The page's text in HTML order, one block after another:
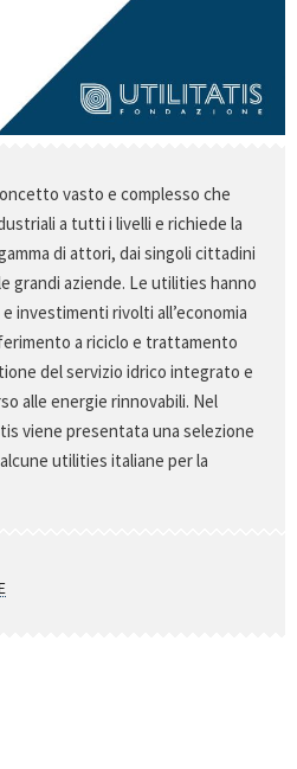
vasto e complesso che
a tutti i livelli e richiede la
di attori, dai singoli cittadini
grandi aziende. Le utilities hanno
investimenti rivolti all’economia
a riciclo e trattamento
del servizio idrico integrato e
alle energie rinnovabili. Nel
viene presentata una selezione
utilities italiane per la